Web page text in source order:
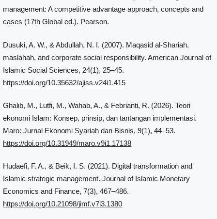
management: A competitive advantage approach, concepts and
cases (17th Global ed.). Pearson.
Dusuki, A. W., & Abdullah, N. I. (2007). Maqasid al-Shariah,
maslahah, and corporate social responsibility. American Journal of
Islamic Social Sciences, 24(1), 25–45.
https://doi.org/10.35632/ajiss.v24i1.415
Ghalib, M., Lutfi, M., Wahab, A., & Febrianti, R. (2026). Teori
ekonomi Islam: Konsep, prinsip, dan tantangan implementasi.
Maro: Jurnal Ekonomi Syariah dan Bisnis, 9(1), 44–53.
https://doi.org/10.31949/maro.v9i1.17138
Hudaefi, F. A., & Beik, I. S. (2021). Digital transformation and
Islamic strategic management. Journal of Islamic Monetary
Economics and Finance, 7(3), 467–486.
https://doi.org/10.21098/jimf.v7i3.1380